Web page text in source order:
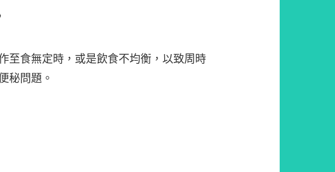
至食無定時，或是飲食不均衡，以致周時
秘問題。